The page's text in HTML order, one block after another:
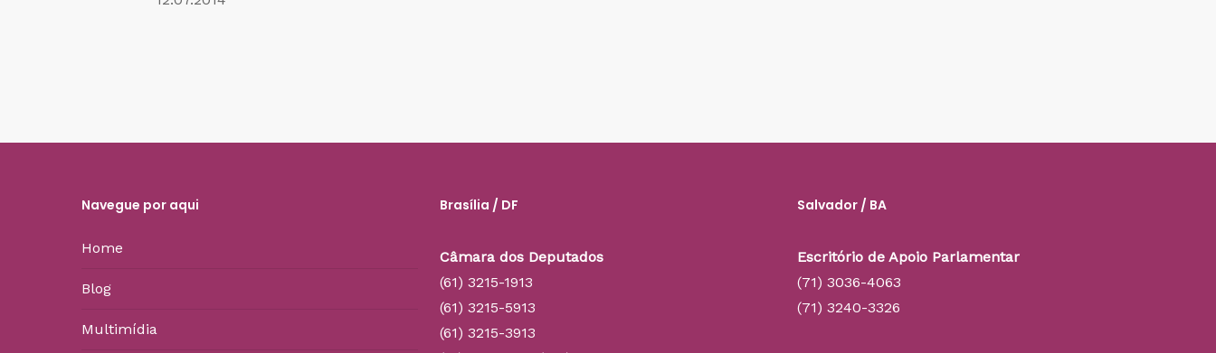
Navegue por aqui
Home
Blog
Multimídia
Brasília / DF
Câmara dos Deputados
(61) 3215-1913
(61) 3215-5913
(61) 3215-3913
Salvador / BA
Escritório de Apoio Parlamentar
(71) 3036-4063
(71) 3240-3326